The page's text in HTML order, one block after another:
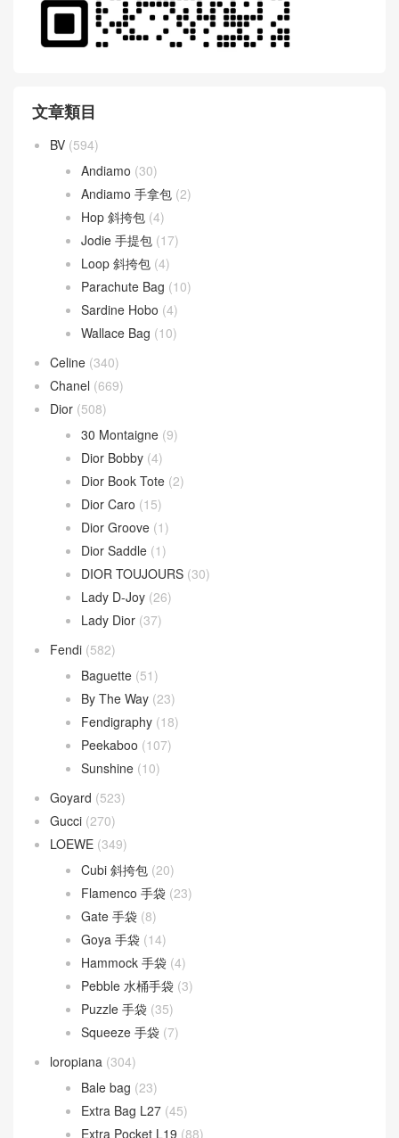
Andiamo
Andiamo 手拿包
Hop 斜挎包(4)
Jodie 手提包(17)
Loop 斜挎包(4)
Parachute Bag(10)
Sardine Hobo(4)
Wallace Bag(10)
Chanel (669)
Dior(508)
30 Montaigne
Dior Bobby(4)
Dior Book Tote
Dior Caro(15)
Dior Groove (1)
Dior Saddle(1)
DIOR TOUJOURS
Lady D-Joy(26)
Lady Dior(37)
Baguette
By The Way (23)
Fendigraphy (18)
Peekaboo(107)
Sunshine(10)
Gucci(270)
LOEWE(349)
Cubi 斜挎包
Flamenco 手袋(23)
Gate 手袋 (8)
Goya 手袋 (14)
Hammock 手袋
Pebble 水桶手袋(3)
Puzzle 手袋(35)
Squeeze 手袋(7)
Bale bag(23)
Extra Bag L27
Extra Pocket L19(88)